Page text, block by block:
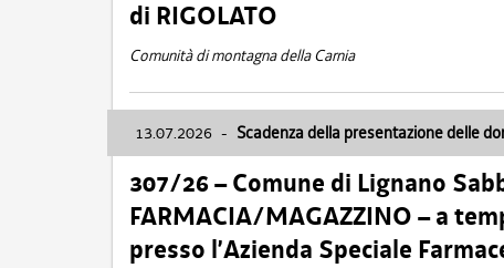
di RIGOLATO
Comunità di montagna della Carnia
13.07.2026 - Scadenza della presentazione delle
307/26 – Comune di Lignano
FARMACIA/MAGAZZINO – a
presso l’Azienda Speciale